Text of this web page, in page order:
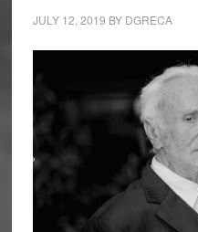
JULY 12, 2019 BY DGRECA